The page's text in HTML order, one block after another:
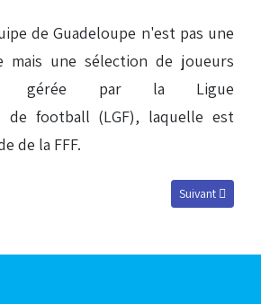
de Guadeloupe n'est pas une
mais une sélection de joueurs
gérée par la Ligue
de football (LGF), laquelle est
de la FFF.
point du graal ! Article suivant
Suivant